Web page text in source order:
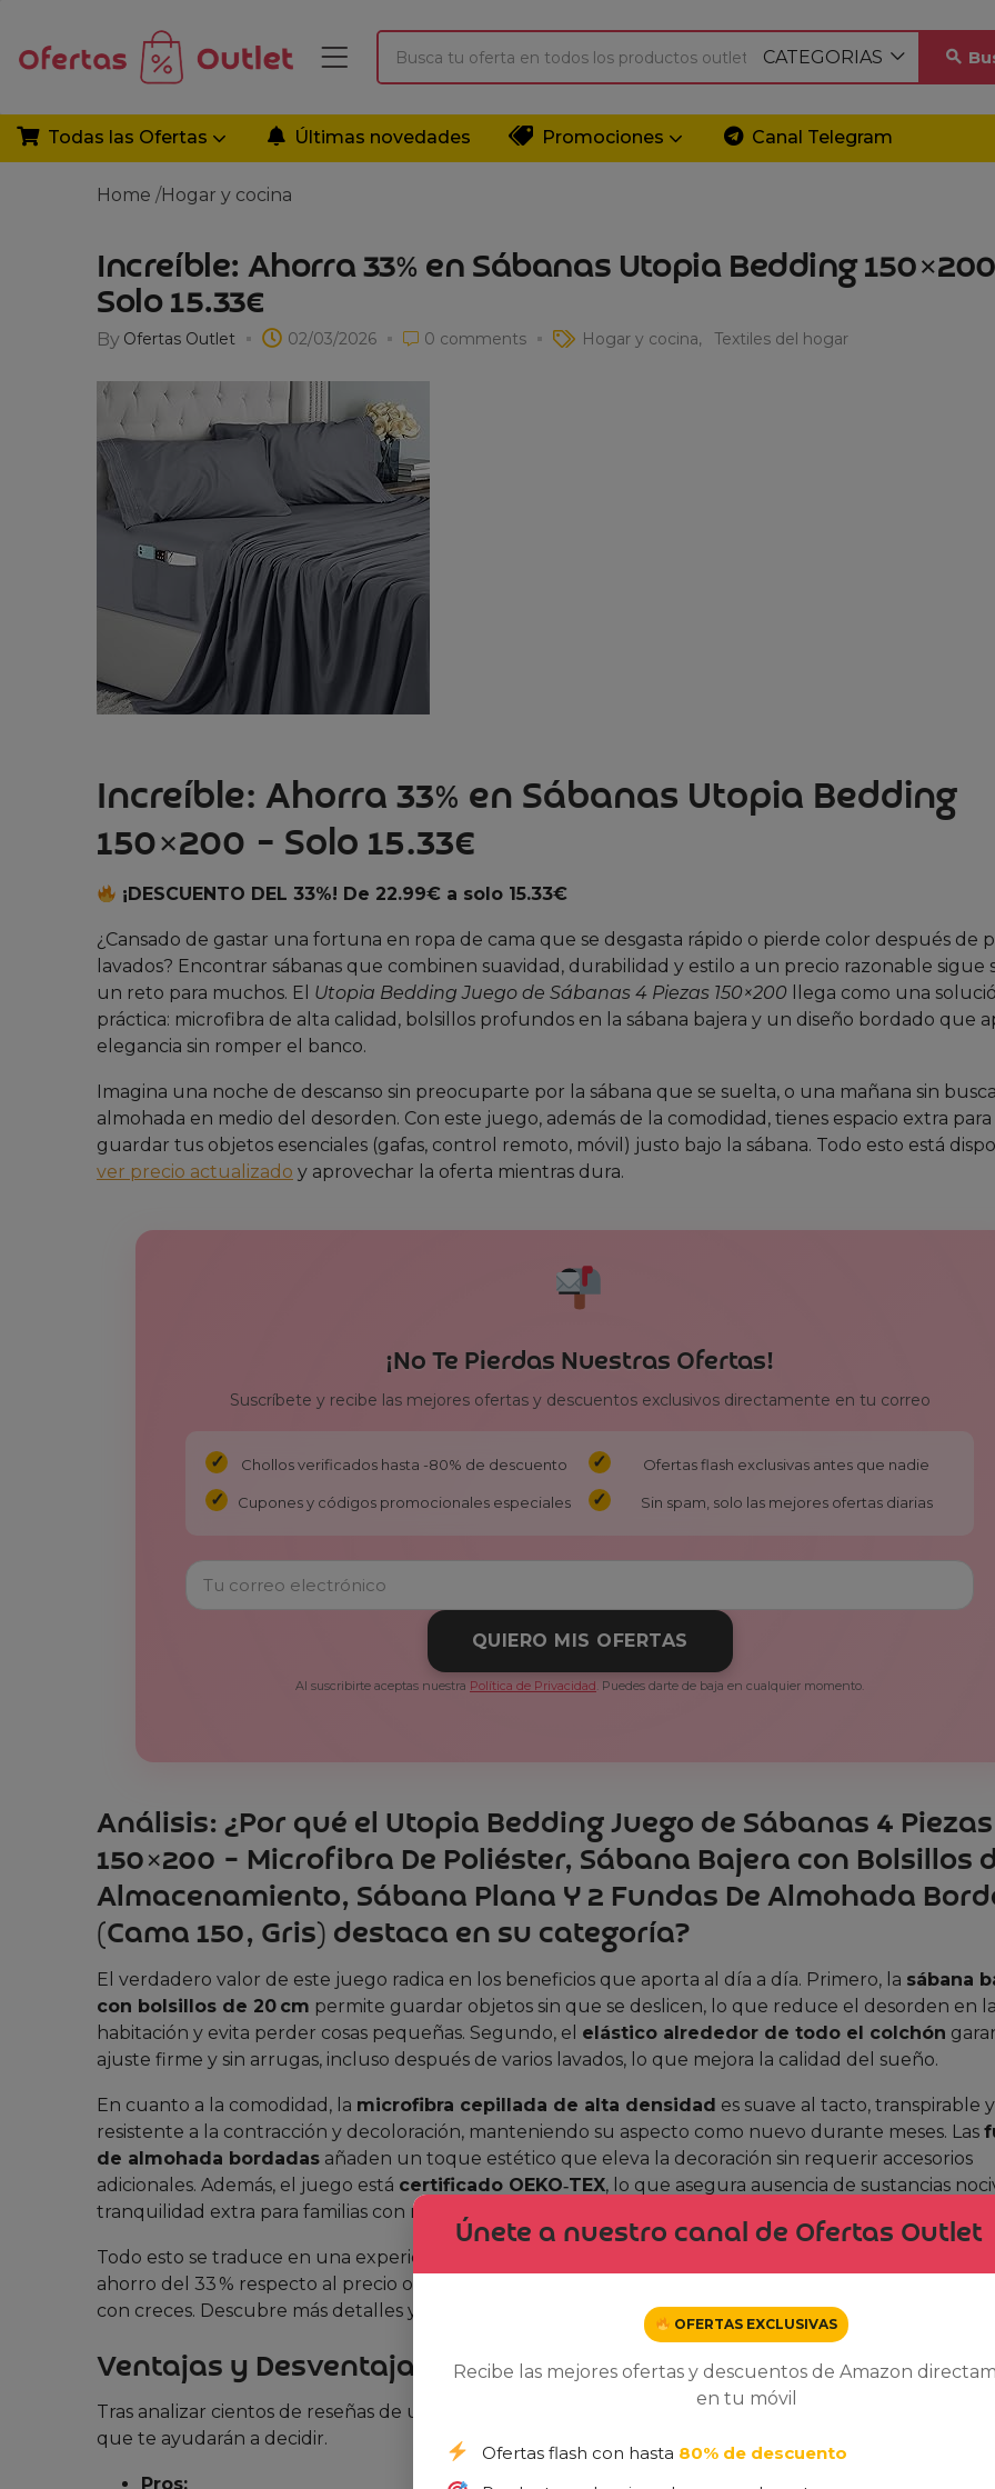
CATEGORIAS
Todas las Ofertas Últimas novedades Promociones Canal Telegram
Home /Hogar y cocina
Increíble: Ahorra 33% en Sábanas Utopia Bedding
Solo 15.33€
By Ofertas Outlet 02/03/2026 0 comments Hogar y cocina Textiles del hogar
Increíble: Ahorra 33% en Sábanas Utopia Bedding
150×200 – Solo 15.33€
¡DESCUENTO DEL 33%! De 22.99€ a solo 15.33€
¿Cansado de gastar una fortuna en ropa de cama que se desgasta rápido o pierde color después de
lavados? Encontrar sábanas que combinen suavidad, durabilidad y estilo a un precio razonable sigue
un reto para muchos. El Utopia Bedding Juego de Sábanas 4 Piezas 150×200 llega como una
práctica: microfibra de alta calidad, bolsillos profundos en la sábana bajera y un diseño bordado que
elegancia sin romper el banco.
Imagina una noche de descanso sin preocuparte por la sábana que se suelta, o una mañana sin
almohada en medio del desorden. Con este juego, además de la comodidad, tienes espacio extra para
guardar tus objetos esenciales (gafas, control remoto, móvil) justo bajo la sábana. Todo esto está
ver precio actualizado y aprovechar la oferta mientras dura.
¡No Te Pierdas Nuestras Ofertas!
Suscríbete y recibe las mejores ofertas y descuentos exclusivos directamente en tu correo
Chollos verificados hasta -80% de descuento Ofertas flash exclusivas antes que nadie
Cupones y códigos promocionales especiales Sin spam, solo las mejores ofertas diarias
QUIERO MIS OFERTAS
Al suscribirte aceptas nuestra Política de Privacidad. Puedes darte de baja en cualquier momento.
Análisis: ¿Por qué el Utopia Bedding Juego de Sábanas 4 Piezas
150×200 – Microfibra De Poliéster, Sábana Bajera con Bolsillos
Almacenamiento, Sábana Plana Y 2 Fundas De Almohada
(Cama 150, Gris) destaca en su categoría?
El verdadero valor de este juego radica en los beneficios que aporta al día a día. Primero, la sábana
con bolsillos de 20 cm permite guardar objetos sin que se deslicen, lo que reduce el desorden en
habitación y evita perder cosas pequeñas. Segundo, el elástico alrededor de todo el colchón
ajuste firme y sin arrugas, incluso después de varios lavados, lo que mejora la calidad del sueño.
En cuanto a la comodidad, la microfibra cepillada de alta densidad es suave al tacto, transpirable y
resistente a la contracción y decoloración, manteniendo su aspecto como nuevo durante meses. Las
de almohada bordadas añaden un toque estético que eleva la decoración sin requerir accesorios
adicionales. Además, el juego está certificado OEKO‑TEX, lo que asegura ausencia de sustancias
tranquilidad extra para familias con niños.
Todo esto se traduce en una experiencia de descanso premium a un precio de
ahorro del 33 % respecto al precio original. Si buscas calidad sin sacrificar tu presupuesto, este juego
con creces. Descubre más detalles y
consultar oferta en Amazonahora mismo.
Ventajas y Desventajas (Opinión Realista)
Tras analizar cientos de reseñas de usuarios, se pueden extraer los siguientes puntos positivos y
que te ayudarán a decidir.
Pros:
Únete a nuestro canal de Ofertas Outlet
OFERTAS EXCLUSIVAS
Recibe las mejores ofertas y descuentos de Amazon
en tu móvil
Ofertas flash con hasta 80% de descuento